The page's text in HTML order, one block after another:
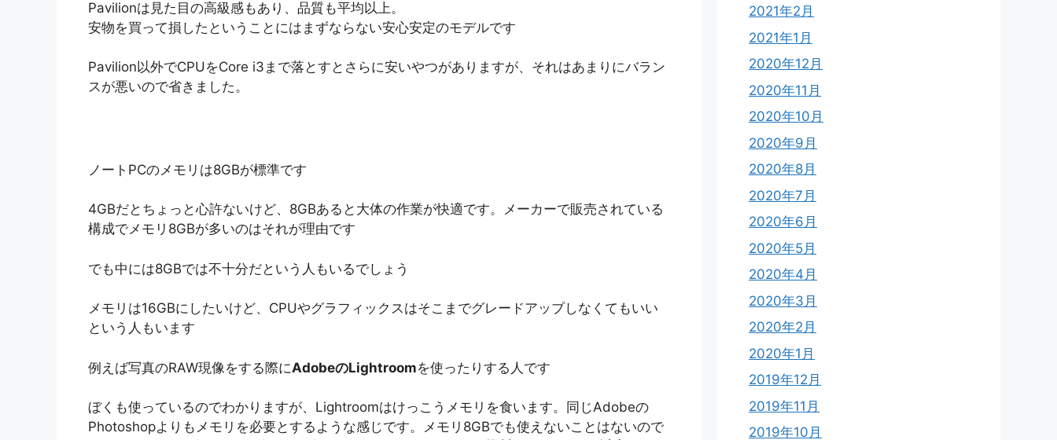
Pavilionは見た目の高級感もあり、品質も平均以上。
安物を買って損したということにはまずならない安心安定のモデルです
Pavilion以外でCPUをCore i3まで落とすとさらに安いやつがありますが、それはあまりにバラン
スが悪いので省きました。
ノートPCのメモリは8GBが標準です
4GBだとちょっと心許ないけど、8GBあると大体の作業が快適です。メーカーで販売されている
構成でメモリ8GBが多いのはそれが理由です
でも中には8GBでは不十分だという人もいるでしょう
メモリは16GBにしたいけど、CPUやグラフィックスはそこまでグレードアップしなくてもいい
という人もいます
例えば写真のRAW現像をする際にAdobeのLightroomを使ったりする人です
ぼくも使っているのでわかりますが、Lightroomはけっこうメモリを食います。同じAdobeの
Photoshopよりもメモリを必要とするような感じです。メモリ8GBでも使えないことはないので
2021年2月
2021年1月
2020年12月
2020年11月
2020年10月
2020年9月
2020年8月
2020年7月
2020年6月
2020年5月
2020年4月
2020年3月
2020年2月
2020年1月
2019年12月
2019年11月
2019年10月